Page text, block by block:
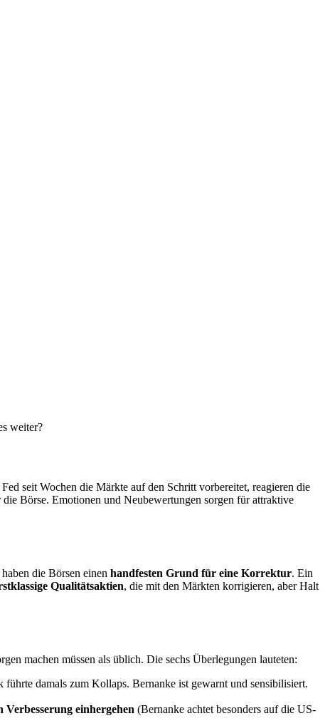
weiter?
seit Wochen die Märkte auf den Schritt vorbereitet, reagieren die
Börse. Emotionen und Neubewertungen sorgen für attraktive
die Börsen einen handfesten Grund für eine Korrektur. Ein
Qualitätsaktien, die mit den Märkten korrigieren, aber Halt
machen müssen als üblich. Die sechs Überlegungen lauteten:
damals zum Kollaps. Bernanke ist gewarnt und sensibilisiert.
einhergehen (Bernanke achtet besonders auf die US-